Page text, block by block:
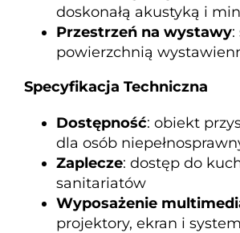
doskonałą akustyką i
Przestrzeń na wystawy:
powierzchnią
Specyfikacja Techniczna
Dostępność: obiekt
dla osób
Zaplecze: dostęp do
sanitariatów
Wyposażenie
projektory, ekran i